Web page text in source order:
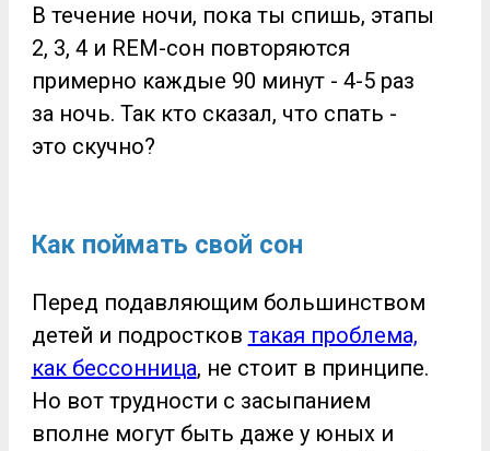
В течение ночи, пока ты спишь, этапы
2, 3, 4 и REM-сон повторяются
примерно каждые 90 минут - 4-5 раз
за ночь. Так кто сказал, что спать -
это скучно?
Как поймать свой сон
Перед подавляющим большинством
детей и подростков такая проблема,
как бессонница, не стоит в принципе.
Но вот трудности с засыпанием
вполне могут быть даже у юных и